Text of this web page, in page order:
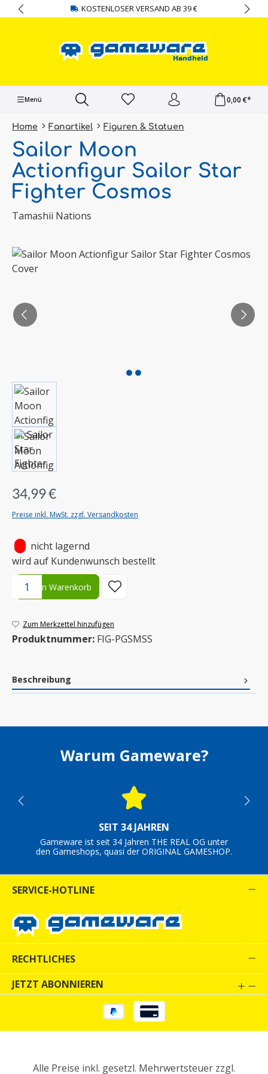
springen KOSTENLOSER VERSAND AB 39 €
Menü 0,00 €*
Home Fanartikel Figuren & Statuen
Sailor Moon
Actionfigur Sailor Star
Fighter Cosmos
Tamashii Nations
Bildergalerie überspringen
34,99 €
Preise inkl. MwSt. zzgl. Versandkosten
nicht lagernd
wird auf Kundenwunsch bestellt
Produkt Anzahl: Gib den gewünschten Wert ein oder benutze
In den Warenkorb
Zum Merkzettel hinzufügen
Produktnummer: FIG-PGSMSS
Beschreibung
Warum Gameware?
SEIT 34 JAHREN
Gameware ist seit 34 Jahren THE REAL OG unter
den Gameshops, quasi der ORIGINAL GAMESHOP.
SERVICE-HOTLINE
RECHTLICHES
JETZT ABONNIEREN
Alle Preise inkl. gesetzl. Mehrwertsteuer zzgl.